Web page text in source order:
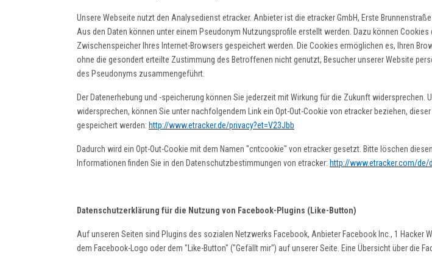
Unsere Webseite nutzt den Analysedienst etracker. Anbieter ist die etracker GmbH, Erste
Aus den Daten können unter einem Pseudonym Nutzungsprofile erstellt werden. Dazu können
Zwischenspeicher Ihres Internet-Browsers gespeichert werden. Die Cookies ermöglichen es, Ihren
ohne die gesondert erteilte Zustimmung des Betroffenen nicht genutzt, Besucher unserer Website
des Pseudonyms zusammengeführt.
Der Datenerhebung und -speicherung können Sie jederzeit mit Wirkung für die Zukunft
widersprechen, können Sie unter nachfolgendem Link ein Opt-Out-Cookie von etracker beziehen,
gespeichert werden: http://www.etracker.de/privacy?et=V23Jbb
Dadurch wird ein Opt-Out-Cookie mit dem Namen "cntcookie" von etracker gesetzt. Bitte löschen
Informationen finden Sie in den Datenschutzbestimmungen von etracker: http://www.etracker.com/de/
Datenschutzerklärung für die Nutzung von Facebook-Plugins (Like-Button)
Auf unseren Seiten sind Plugins des sozialen Netzwerks Facebook, Anbieter Facebook Inc., 1 Hacker
dem Facebook-Logo oder dem "Like-Button" ("Gefällt mir") auf unserer Seite. Eine Übersicht über die